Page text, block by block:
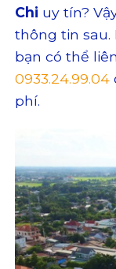
Chi uy tín?
thông tin sau.
bạn có thể
0933.24.99.04
phí.